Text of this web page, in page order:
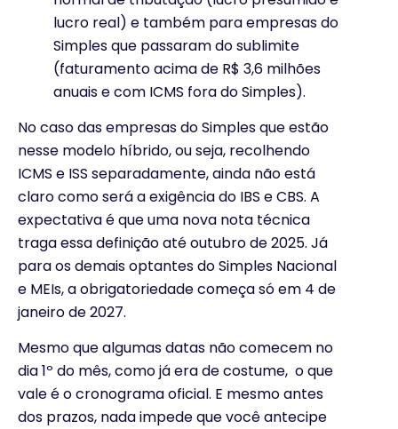
lucro real) e também para empresas do
Simples que passaram do sublimite
(faturamento acima de R$ 3,6 milhões
anuais e com ICMS fora do Simples).
No caso das empresas do Simples que estão
nesse modelo híbrido, ou seja, recolhendo
ICMS e ISS separadamente, ainda não está
claro como será a exigência do IBS e CBS. A
expectativa é que uma nova nota técnica
traga essa definição até outubro de 2025. Já
para os demais optantes do Simples Nacional
e MEIs, a obrigatoriedade começa só em 4 de
janeiro de 2027.
Mesmo que algumas datas não comecem no
dia 1º do mês, como já era de costume, o que
vale é o cronograma oficial. E mesmo antes
dos prazos, nada impede que você antecipe